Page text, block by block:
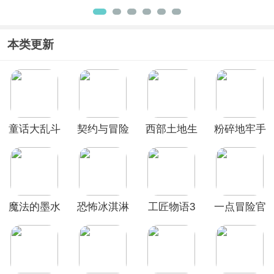
拉拉官方
手机版
本类更新
童话大乱斗
契约与冒险
西部土地生
最新版
粉碎地牢手
魔法的墨水
恐怖冰淇淋
工匠物语3
一点冒险官